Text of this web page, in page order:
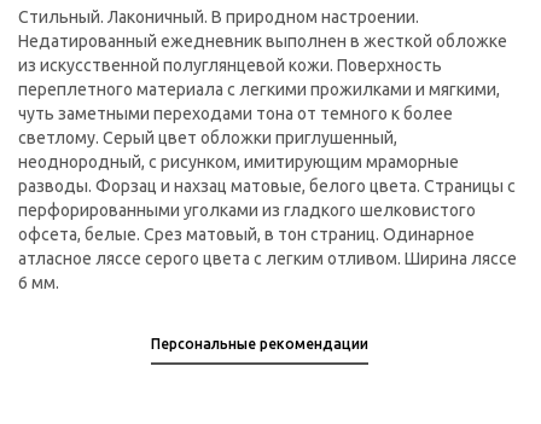
Стильный. Лаконичный. В природном настроении.
Недатированный ежедневник выполнен в жесткой обложке
из искусственной полуглянцевой кожи. Поверхность
переплетного материала с легкими прожилками и мягкими,
чуть заметными переходами тона от темного к более
светлому. Серый цвет обложки приглушенный,
неоднородный, с рисунком, имитирующим мраморные
разводы. Форзац и нахзац матовые, белого цвета. Страницы с
перфорированными уголками из гладкого шелковистого
офсета, белые. Срез матовый, в тон страниц. Одинарное
атласное ляссе серого цвета с легким отливом. Ширина ляссе
6 мм.
Персональные рекомендации